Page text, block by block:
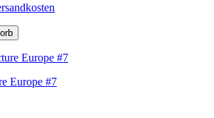
Europe #7